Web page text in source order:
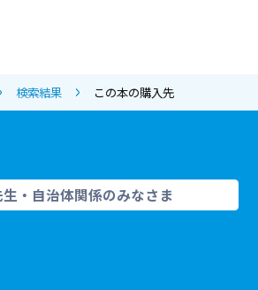
検索結果 この本の購入先
・自治体関係のみなさま